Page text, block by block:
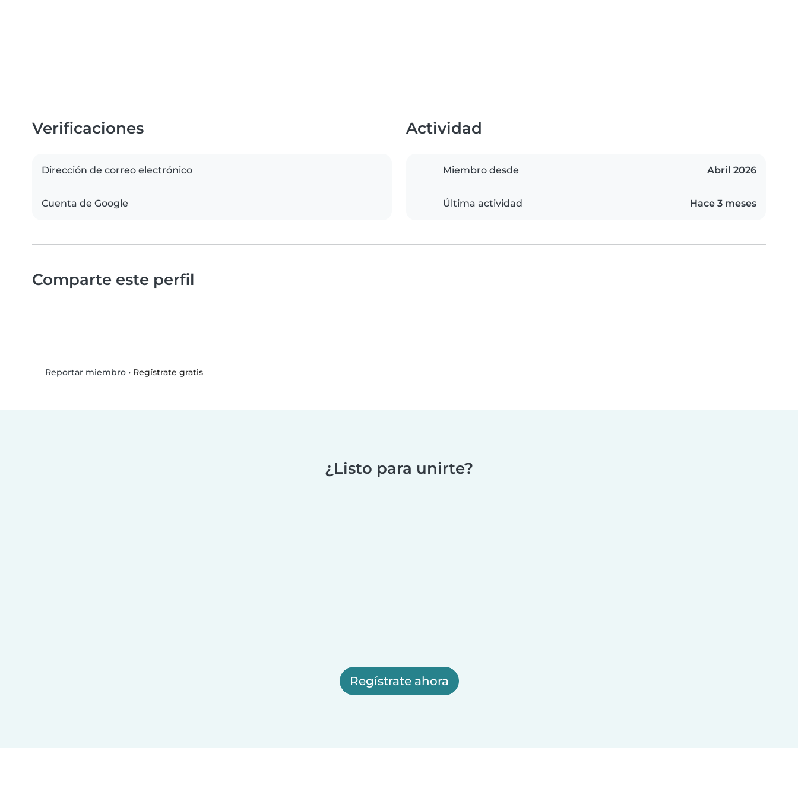
Verificaciones
Dirección de correo electrónico
Cuenta de Google
Actividad
Miembro desde Abril 2026
Última actividad Hace 3 meses
Comparte este perfil
Reportar miembro• Regístrate gratis
¿Listo para unirte?
Regístrate ahora